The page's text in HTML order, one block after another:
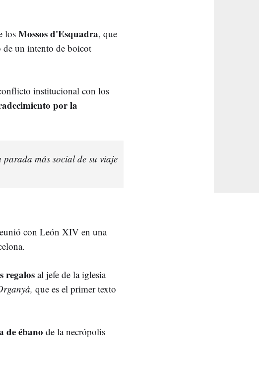
los Mossos d'Esquadra, que
de un intento de boicot
institucional con los
por la
más social de su viaje
con León XIV en una
regalosal jefe de la iglesia
que es el primer texto
de ébano de la necrópolis